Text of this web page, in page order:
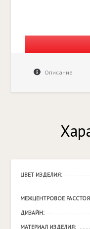
Описание
ЦВЕТ ИЗДЕЛИЯ:
МЕЖЦЕНТРОВОЕ
ДИЗАЙН:
МАТЕРИАЛ ИЗДЕЛИЯ: